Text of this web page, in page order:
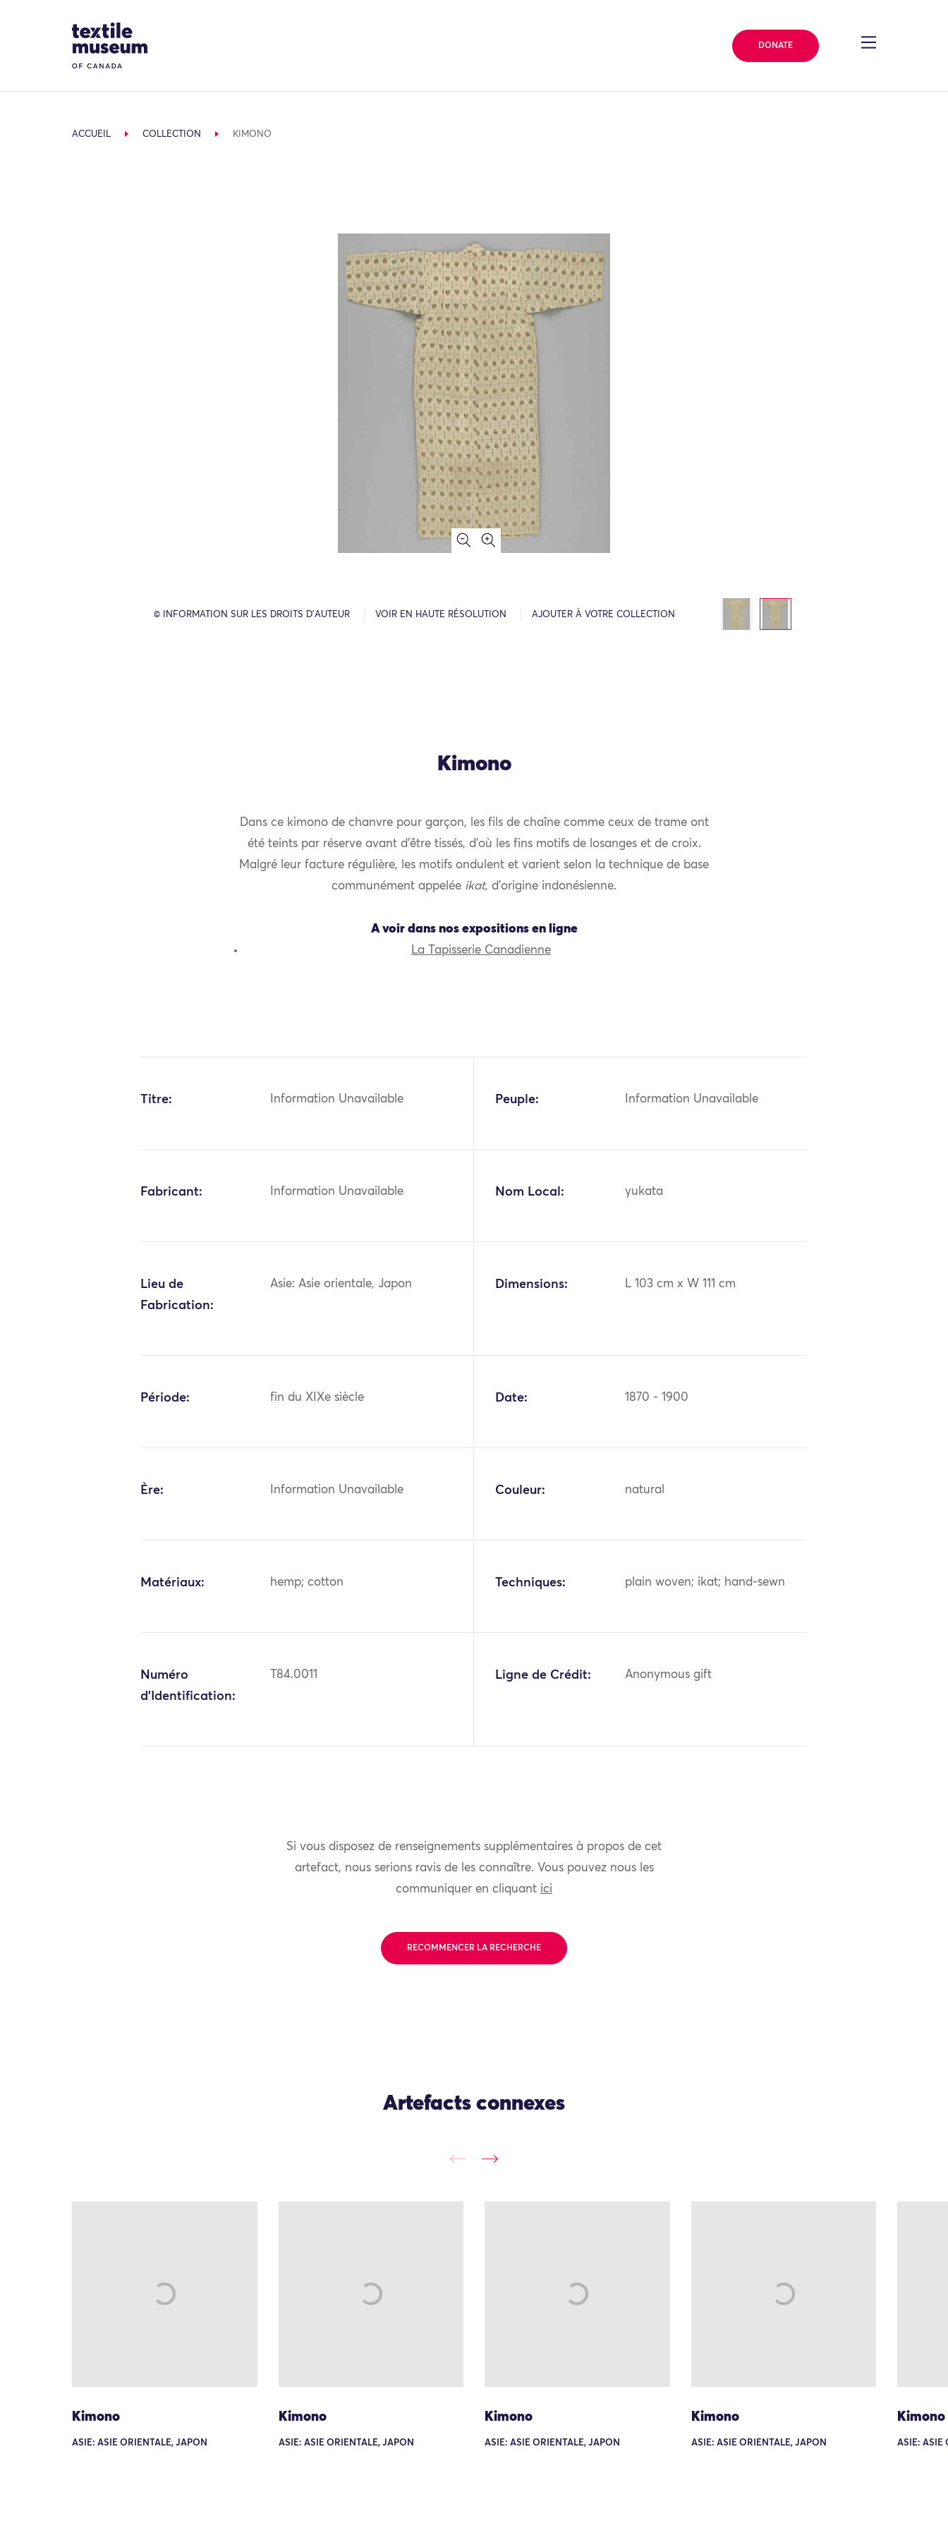
Site Logo
DONATE
ACCUEIL COLLECTION KIMONO
© INFORMATION SUR LES DROITS D’AUTEUR VOIR EN HAUTE RÉSOLUTION AJOUTER À VOTRE COLLECTION
Kimono
Dans ce kimono de chanvre pour garçon, les fils de chaîne comme ceux de trame ont
été teints par réserve avant d’être tissés, d’où les fins motifs de losanges et de croix.
Malgré leur facture régulière, les motifs ondulent et varient selon la technique de base
communément appelée ikat, d’origine indonésienne.
A voir dans nos expositions en ligne
La Tapisserie Canadienne
Titre: Information Unavailable Peuple: Information Unavailable
Fabricant: Information Unavailable Nom Local: yukata
Lieu de
Fabrication:
Asie: Asie orientale, Japon Dimensions: L 103 cm x W 111 cm
Période: fin du XIXe siècle Date: 1870 - 1900
Ère: Information Unavailable Couleur: natural
Matériaux: hemp; cotton Techniques: plain woven; ikat; hand-sewn
Numéro
d'Identification:
T84.0011 Ligne de Crédit: Anonymous gift
Si vous disposez de renseignements supplémentaires à propos de cet
artefact, nous serions ravis de les connaître. Vous pouvez nous les
communiquer en cliquant ici
RECOMMENCER LA RECHERCHE
Artefacts connexes
Kimono
ASIE: ASIE ORIENTALE, JAPON
Kimono
ASIE: ASIE ORIENTALE, JAPON
Kimono
ASIE: ASIE ORIENTALE, JAPON
Kimono
ASIE: ASIE ORIENTALE, JAPON
Kimono
ASIE: ASIE